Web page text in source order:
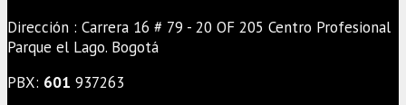
Dirección : Carrera 16 # 79 - 20 OF 205 Centro Profesional
Parque el Lago. Bogotá
PBX: 601 937263